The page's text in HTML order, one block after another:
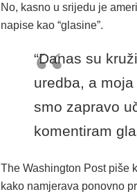
No, kasno u srijedu je
napise kao “glasine”.
“Danas su
uredba, a
smo zapravo
komentiram
The Washington Post piše
kako namjerava ponovno